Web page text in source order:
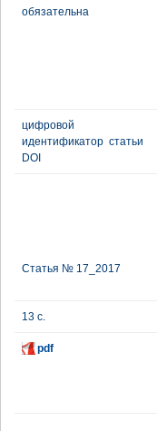
обязательна
цифровой
идентификатор статьи
DOI
Статья № 17_2017
13 с.
pdf